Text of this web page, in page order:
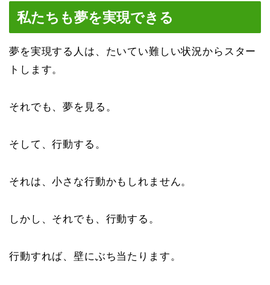
私たちも夢を実現できる
夢を実現する人は、たいてい難しい状況からスター
トします。
それでも、夢を見る。
そして、行動する。
それは、小さな行動かもしれません。
しかし、それでも、行動する。
行動すれば、壁にぶち当たります。